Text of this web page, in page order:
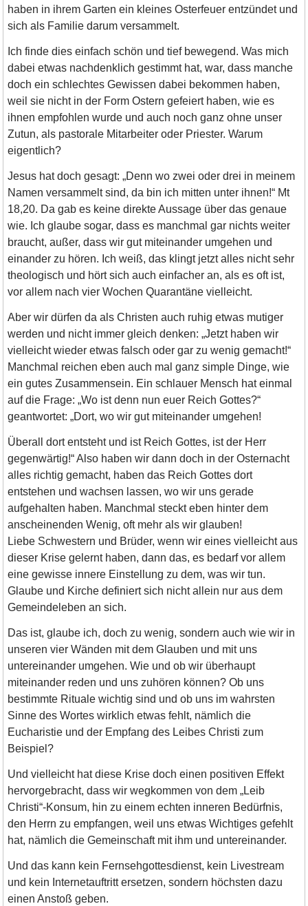
haben in ihrem Garten ein kleines Osterfeuer entzündet und
sich als Familie darum versammelt.
Ich finde dies einfach schön und tief bewegend. Was mich
dabei etwas nachdenklich gestimmt hat, war, dass manche
doch ein schlechtes Gewissen dabei bekommen haben,
weil sie nicht in der Form Ostern gefeiert haben, wie es
ihnen empfohlen wurde und auch noch ganz ohne unser
Zutun, als pastorale Mitarbeiter oder Priester. Warum
eigentlich?
Jesus hat doch gesagt: „Denn wo zwei oder drei in meinem
Namen versammelt sind, da bin ich mitten unter ihnen!“ Mt
18,20. Da gab es keine direkte Aussage über das genaue
wie. Ich glaube sogar, dass es manchmal gar nichts weiter
braucht, außer, dass wir gut miteinander umgehen und
einander zu hören. Ich weiß, das klingt jetzt alles nicht sehr
theologisch und hört sich auch einfacher an, als es oft ist,
vor allem nach vier Wochen Quarantäne vielleicht.
Aber wir dürfen da als Christen auch ruhig etwas mutiger
werden und nicht immer gleich denken: „Jetzt haben wir
vielleicht wieder etwas falsch oder gar zu wenig gemacht!“
Manchmal reichen eben auch mal ganz simple Dinge, wie
ein gutes Zusammensein. Ein schlauer Mensch hat einmal
auf die Frage: „Wo ist denn nun euer Reich Gottes?“
geantwortet: „Dort, wo wir gut miteinander umgehen!
Überall dort entsteht und ist Reich Gottes, ist der Herr
gegenwärtig!“ Also haben wir dann doch in der Osternacht
alles richtig gemacht, haben das Reich Gottes dort
entstehen und wachsen lassen, wo wir uns gerade
aufgehalten haben. Manchmal steckt eben hinter dem
anscheinenden Wenig, oft mehr als wir glauben!
Liebe Schwestern und Brüder, wenn wir eines vielleicht aus
dieser Krise gelernt haben, dann das, es bedarf vor allem
eine gewisse innere Einstellung zu dem, was wir tun.
Glaube und Kirche definiert sich nicht allein nur aus dem
Gemeindeleben an sich.
Das ist, glaube ich, doch zu wenig, sondern auch wie wir in
unseren vier Wänden mit dem Glauben und mit uns
untereinander umgehen. Wie und ob wir überhaupt
miteinander reden und uns zuhören können? Ob uns
bestimmte Rituale wichtig sind und ob uns im wahrsten
Sinne des Wortes wirklich etwas fehlt, nämlich die
Eucharistie und der Empfang des Leibes Christi zum
Beispiel?
Und vielleicht hat diese Krise doch einen positiven Effekt
hervorgebracht, dass wir wegkommen von dem „Leib
Christi“-Konsum, hin zu einem echten inneren Bedürfnis,
den Herrn zu empfangen, weil uns etwas Wichtiges gefehlt
hat, nämlich die Gemeinschaft mit ihm und untereinander.
Und das kann kein Fernsehgottesdienst, kein Livestream
und kein Internetauftritt ersetzen, sondern höchsten dazu
einen Anstoß geben.